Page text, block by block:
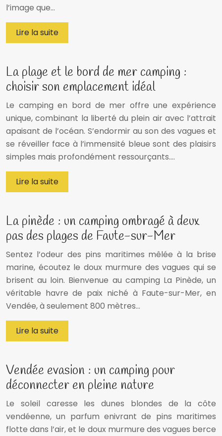
l’image que…
Lire la suite
La plage et le bord de mer camping :
choisir son emplacement idéal
Le camping en bord de mer offre une expérience
unique, combinant la liberté du plein air avec l’attrait
apaisant de l’océan. S’endormir au son des vagues et
se réveiller face à l’immensité bleue sont des plaisirs
simples mais profondément ressourçants….
Lire la suite
La pinède : un camping ombragé à deux
pas des plages de Faute-sur-Mer
Sentez l’odeur des pins maritimes mêlée à la brise
marine, écoutez le doux murmure des vagues qui se
brisent au loin. Bienvenue au camping La Pinède, un
véritable havre de paix niché à Faute-sur-Mer, en
Vendée, à seulement 800 mètres…
Lire la suite
Vendée evasion : un camping pour
déconnecter en pleine nature
Le soleil caresse les dunes blondes de la côte
vendéenne, un parfum enivrant de pins maritimes
flotte dans l’air, et le doux murmure des vagues berce